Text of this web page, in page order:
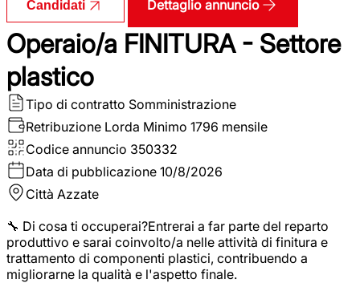
Candidati Dettaglio annuncio
Operaio/a FINITURA - Settore
plastico
Tipo di contratto Somministrazione
Retribuzione Lorda Minimo 1796 mensile
Codice annuncio 350332
Data di pubblicazione 10/8/2026
Città Azzate
🔧 Di cosa ti occuperai?Entrerai a far parte del reparto
produttivo e sarai coinvolto/a nelle attività di finitura e
trattamento di componenti plastici, contribuendo a
migliorarne la qualità e l'aspetto finale.